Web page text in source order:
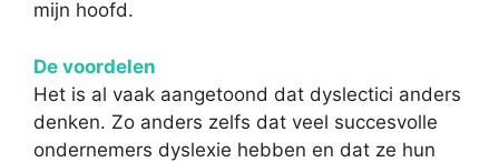
mijn hoofd.
De voordelen
Het is al vaak aangetoond dat dyslectici anders
denken. Zo anders zelfs dat veel succesvolle
ondernemers dyslexie hebben en dat ze hun